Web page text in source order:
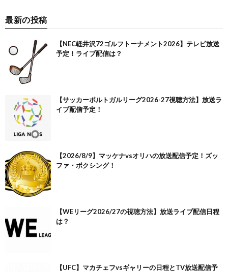
最新の投稿
【NEC軽井沢72ゴルフトーナメント2026】テレビ放送
予定！ライブ配信は？
【サッカーポルトガルリーグ2026-27視聴方法】放送ラ
イブ配信予定！
【2026/8/9】マッケナvsオリハの放送配信予定！ズッ
ファ・ボクシング！
【WEリーグ2026/27の視聴方法】放送ライブ配信日程
は？
【UFC】マカチェフvsギャリーの日程とTV放送配信予